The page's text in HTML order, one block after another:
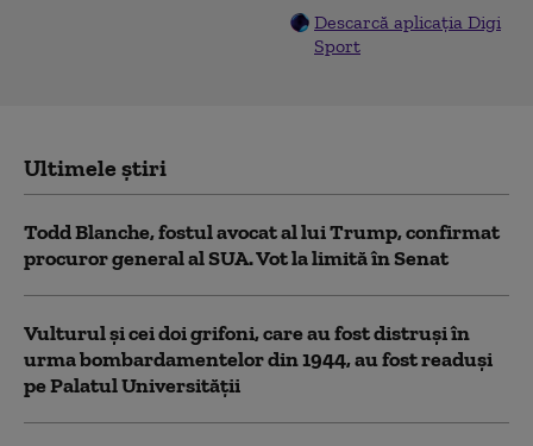
Descarcă aplicația Digi
Sport
Ultimele știri
Todd Blanche, fostul avocat al lui Trump, confirmat
procuror general al SUA. Vot la limită în Senat
Vulturul şi cei doi grifoni, care au fost distruşi în
urma bombardamentelor din 1944, au fost readuși
pe Palatul Universității